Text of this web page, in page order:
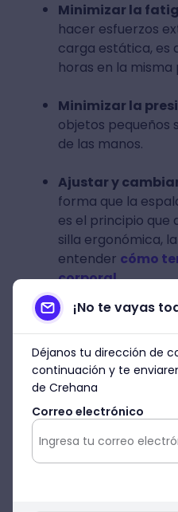
Minimizar la
hacer esfuerzos
carga estática, es
horas en la misma
Minimizar la
objetos pequeños
de las manos.
Ajustar y
forma que la
es el principio que
silla ergonómica,
entender cómo
corporal.
Disponer de
moverse
trabajo, sin tener
Mantener un
con iluminación,
Resaltar y
este principio de
¡No te vayas
Déjanos tu dirección de
continuación y te
de Crehana
Correo electrónico